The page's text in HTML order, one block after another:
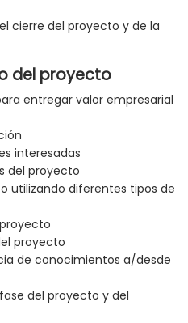
cierre del proyecto y de la
del proyecto
entregar valor empresarial
interesadas
del proyecto
utilizando diferentes tipos de
proyecto
de conocimientos a/desde
del proyecto y del